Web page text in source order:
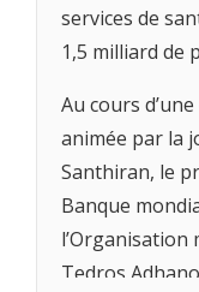
services de
1,5 milliard de
Au cours
animée par la
Santhiran, le
Banque
l’Organisation
Tedros